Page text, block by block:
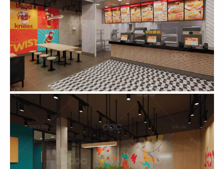
11
KOI THÉ
CN Biên Hòa
12
KOI CAFÉ
CN Nguyễn Đức Cảnh
13 14